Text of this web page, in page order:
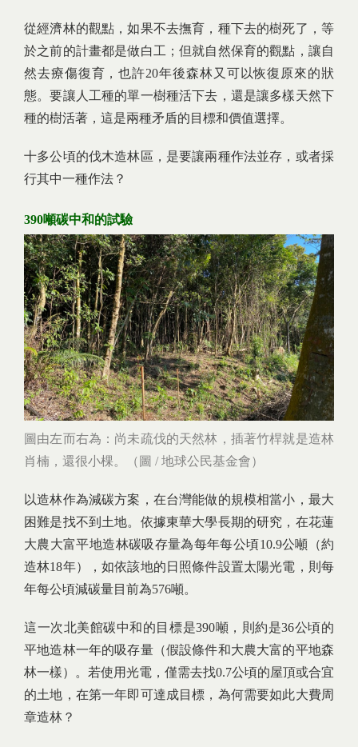
從經濟林的觀點，如果不去撫育，種下去的樹死了，等
於之前的計畫都是做白工；但就自然保育的觀點，讓自
然去療傷復育，也許20年後森林又可以恢復原來的狀
態。要讓人工種的單一樹種活下去，還是讓多樣天然下
種的樹活著，這是兩種矛盾的目標和價值選擇。
十多公頃的伐木造林區，是要讓兩種作法並存，或者採
行其中一種作法？
390噸碳中和的試驗
圖由左而右為：尚未疏伐的天然林，插著竹桿就是造林
肖楠，還很小棵。（圖 / 地球公民基金會）
以造林作為減碳方案，在台灣能做的規模相當小，最大
困難是找不到土地。依據東華大學長期的研究，在花蓮
大農大富平地造林碳吸存量為每年每公頃10.9公噸（約
造林18年），如依該地的日照條件設置太陽光電，則每
年每公頃減碳量目前為576噸。
這一次北美館碳中和的目標是390噸，則約是36公頃的
平地造林一年的吸存量（假設條件和大農大富的平地森
林一樣）。若使用光電，僅需去找0.7公頃的屋頂或合宜
的土地，在第一年即可達成目標，為何需要如此大費周
章造林？